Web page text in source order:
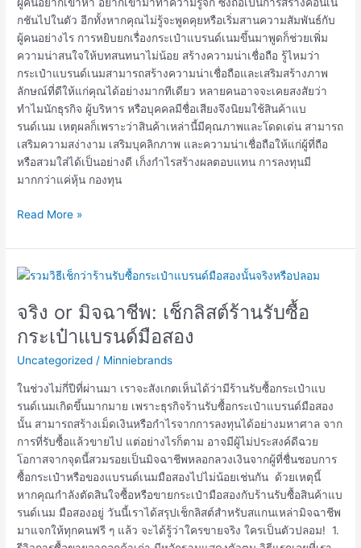
กชันไปในตัว อีกทั้งหากคุณไม่รู้จะพูดคุยหรือเริ่มสานความสัมพันธ์กับ
ผู้คนอย่างไร การหยิบยกเรื่องกระเป๋าแบรนด์เนมขึ้นมาพูดก็ช่วยเพิ่ม
ความน่าสนใจให้บทสนทนาไม่น้อย สร้างความน่าเชื่อถือ รู้ไหมว่า
กระเป๋าแบรนด์เนมสามารถสร้างความน่าเชื่อถือและเสริมสร้างภาพ
ลักษณ์ที่ดีให้แก่คุณได้อย่างมากทีเดียว หลายคนอาจจะเคยสงสัยว่า
ทำไมนักธุรกิจ ผู้บริหาร หรือบุคคลมีชื่อเสียงจึงนิยมใช้สินค้าแบ
รนด์เนม เหตุผลก็เพราะว่าสินค้าเหล่านี้มีคุณภาพและโดดเด่น สามารถ
เสริมความสง่างาม เสริมบุคลิกภาพ และความน่าเชื่อถือให้แก่ผู้ที่ถือ
หรือสวมใส่ได้เป็นอย่างดี เก็งกำไรสร้างผลตอบแทน การลงทุนมี
มากกว่าแค่หุ้น กองทุน
Read More »
จริง or มิจฉาชีพ: เช็กลิสต์ร้านรับซื้อ
กระเป๋าแบรนด์มือสอง
Uncategorized / Minniebrands
ในช่วงไม่กี่ปีที่ผ่านมา เราจะสังเกตเห็นได้ว่ามีร้านรับซื้อกระเป๋าแบ
รนด์เนมเกิดขึ้นมากมาย เพราะธุรกิจร้านรับซื้อกระเป๋าแบรนด์มือสอง
นั้น สามารถสร้างเม็ดเงินหรือกำไรจากการลงทุนได้อย่างมหาศาล จาก
การที่รับซื้อแล้วขายไป แต่อย่างไรก็ตาม อาจมีผู้ไม่ประสงค์ดีฉวย
โอกาสจากจุดนี้สวมรอยเป็นมิจฉาชีพหลอกลวงเงินจากผู้ที่ชื่นชอบการ
ซื้อกระเป๋าหรือของแบรนด์เนมมือสองไปไม่น้อยเช่นกัน ด้วยเหตุนี้
หากคุณกำลังตัดสินใจซื้อหรือขายกระเป๋ามือสองกับร้านรับซื้อสินค้าแบ
รนด์เนม มือสองอยู่ วันนี้เราได้สรุปเช็กลิสต์สำหรับสแกนเหล่ามิจฉาชีพ
มาแจกให้ทุกคนฟรี ๆ แล้ว จะได้รู้ว่าใครขายจริง ใครเป็นตัวปลอม! 1.
จริง
มิจฉาชีพ:
กลิสต์
ร้าน
รับ
กระเป๋า
แบรนด์
มือ
สอง